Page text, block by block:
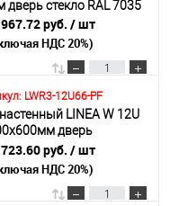
стекло RAL 7035
руб. / шт
НДС 20%)
В корзину
LWR3-12U66-PF
LINEA W 12U
дверь
RAL 7035
руб. / шт
НДС 20%)